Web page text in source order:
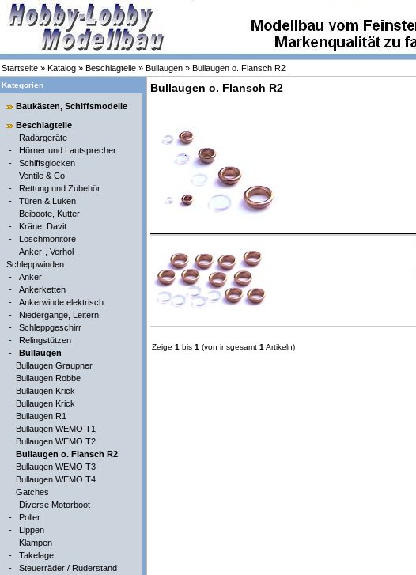
Startseite » Katalog » Beschlagteile » Bullaugen » Bullaugen o. Flansch R2
Kategorien
Baukästen, Schiffsmodelle
Beschlagteile
- Radargeräte
- Hörner und Lautsprecher
- Schiffsglocken
- Ventile & Co
- Rettung und Zubehör
- Türen & Luken
- Beiboote, Kutter
- Kräne, Davit
- Löschmonitore
- Anker-, Verhol-,
Schleppwinden
- Anker
- Ankerketten
- Ankerwinde elektrisch
- Niedergänge, Leitern
- Schleppgeschirr
- Relingstützen
- Bullaugen
Bullaugen Graupner
Bullaugen Robbe
Bullaugen Krick
Bullaugen Krick
Bullaugen R1
Bullaugen WEMO T1
Bullaugen WEMO T2
Bullaugen o. Flansch R2
Bullaugen WEMO T3
Bullaugen WEMO T4
Gatches
- Diverse Motorboot
- Poller
- Lippen
- Klampen
- Takelage
- Steuerräder / Ruderstand
Bullaugen o. Flansch R2
Zeige 1 bis 1 (von insgesamt 1 Artikeln)